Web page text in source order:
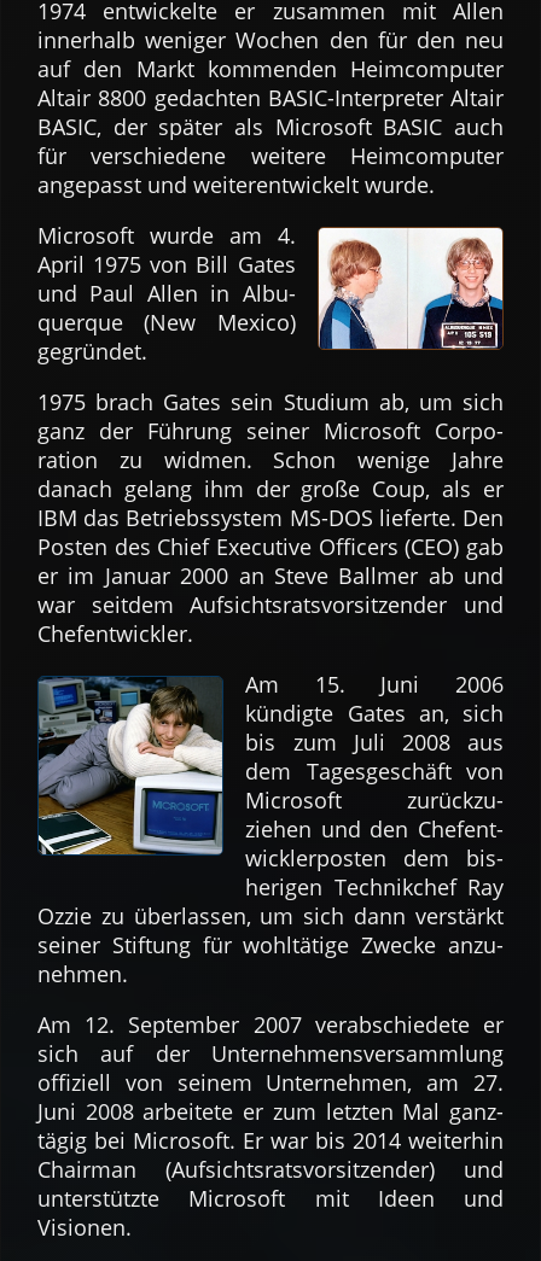
1974 entwickelte er zusammen mit Allen
innerhalb weniger Wochen den für den neu
auf den Markt kommenden Heim­computer
Altair 8800 gedachten BASIC-Inter­preter Altair
BASIC, der später als Microsoft BASIC auch
für verschie­dene weitere Heim­computer
ange­passt und weiter­entwickelt wurde.
Microsoft wurde am 4.
April 1975 von Bill Gates
und Paul Allen in Albu­
querque (New Mexico)
ge­gründet.
1975 brach Gates sein Studium ab, um sich
ganz der Führung seiner Microsoft Corpo­
ration zu widmen. Schon wenige Jahre
danach gelang ihm der große Coup, als er
IBM das Betriebs­system MS-DOS lieferte. Den
Posten des Chief Executive Officers (CEO) gab
er im Januar 2000 an Steve Ballmer ab und
war seitdem Auf­sichts­rats­vor­sitzender und
Chef­ent­wickler.
Am 15. Juni 2006
kündigte Gates an, sich
bis zum Juli 2008 aus
dem Tages­geschäft von
Microsoft zurück­zu­
ziehen und den Chef­ent­
wickler­posten dem bis­
herigen Technik­chef Ray
Ozzie zu über­lassen, um sich dann verstärkt
seiner Stiftung für wohl­tätige Zwecke anzu­
nehmen.
Am 12. September 2007 verab­schiedete er
sich auf der Unter­nehmens­versamm­lung
offiziell von seinem Unter­nehmen, am 27.
Juni 2008 arbeitete er zum letzten Mal ganz­
tägig bei Microsoft. Er war bis 2014 weiterhin
Chairman (Auf­sichts­rats­vor­sitzender) und
unter­stützte Microsoft mit Ideen und
Visionen.